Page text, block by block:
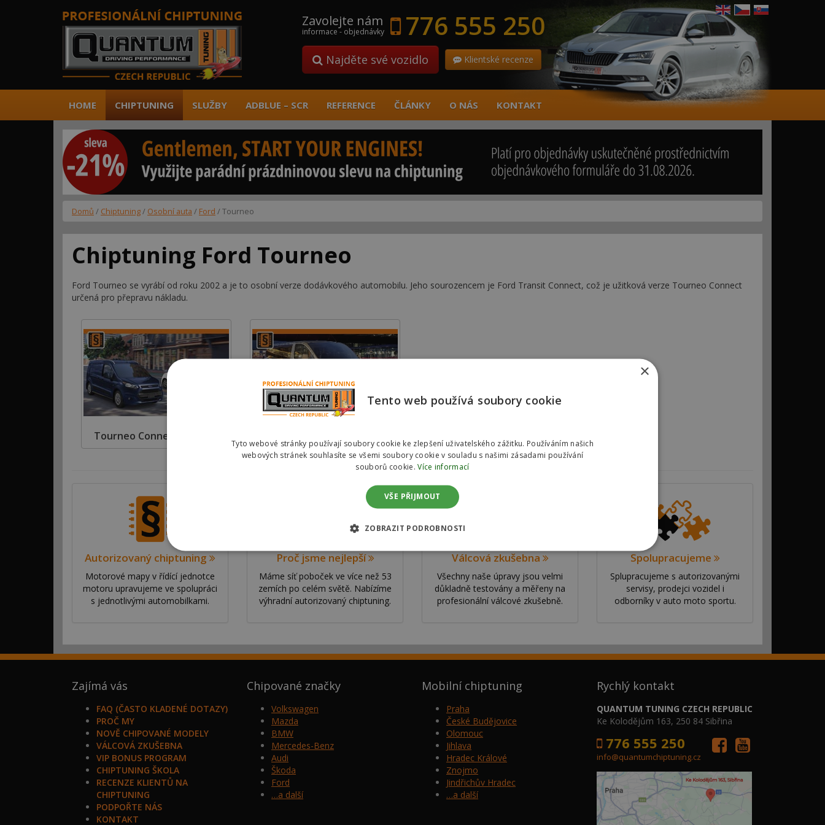
Zavolejte nám
informace - objednávky 776 555 250
Najděte své vozidlo Klientské recenze
HOME CHIPTUNING SLUŽBY ADBLUE – SCR REFERENCE ČLÁNKY O NÁS KONTAKT
Domů / Chiptuning/ Osobní auta / Ford / Tourneo
Chiptuning Ford Tourneo
Ford Tourneo se vyrábí od roku 2002 a je to osobní verze dodávkového automobilu. Jeho sourozencem je Ford Transit Connect, což je užitková verze Tourneo Connect
určená pro přepravu nákladu.
Tourneo Connect (2012 >)
Autorizovaný chiptuning
Motorové mapy v řídící jednotce
motoru upravujeme ve spolupráci
s jednotlivými automobilkami.
Proč jsme nejlepší
Máme síť poboček ve více než 53
zemích po celém světě. Nabízíme
výhradní autorizovaný chiptuning.
Válcová zkušebna
Všechny naše úpravy jsou velmi
důkladně testovány a měřeny na
profesionální válcové zkušebně.
Spolupracujeme
Splupracujeme s autorizovanými
servisy, prodejci vozidel i
odborníky v auto moto sportu.
Zajímá vás
FAQ (ČASTO KLADENÉ DOTAZY)
PROČ MY
NOVĚ CHIPOVANÉ MODELY
VÁLCOVÁ ZKUŠEBNA
VIP BONUS PROGRAM
CHIPTUNING ŠKOLA
RECENZE KLIENTŮ NA
CHIPTUNING
PODPOŘTE NÁS
KONTAKT
Chipované značky
Volkswagen
Mazda
BMW
Mercedes-Benz
Audi
Škoda
Ford
…a další
Mobilní chiptuning
Praha
České Budějovice
Olomouc
Jihlava
Hradec Králové
Znojmo
Jindřichův Hradec
…a další
Rychlý kontakt
QUANTUM TUNING CZECH REPUBLIC
Ke Kolodějům 163, 250 84 Sibřina
776 555 250
info@quantumchiptuning.cz
×
Tento web používá soubory cookie
Tyto webové stránky používají soubory cookie ke zlepšení uživatelského zážitku. Používáním našich
webových stránek souhlasíte se všemi soubory cookie v souladu s našimi zásadami používání
souborů cookie.Více informací
VŠE PŘIJMOUT
ZOBRAZIT PODROBNOSTI